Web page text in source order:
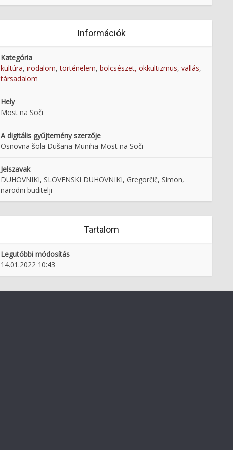
Információk
Kategória
kultúra, irodalom,történelem, bölcsészet, okkultizmus, vallás,
társadalom
Hely
Most na Soči
A digitális gyűjtemény szerzője
Osnovna šola Dušana Muniha Most na Soči
Jelszavak
DUHOVNIKI, SLOVENSKI DUHOVNIKI, Gregorčič, Simon,
narodni buditelji
Tartalom
Legutóbbi módosítás
14.01.2022 10:43